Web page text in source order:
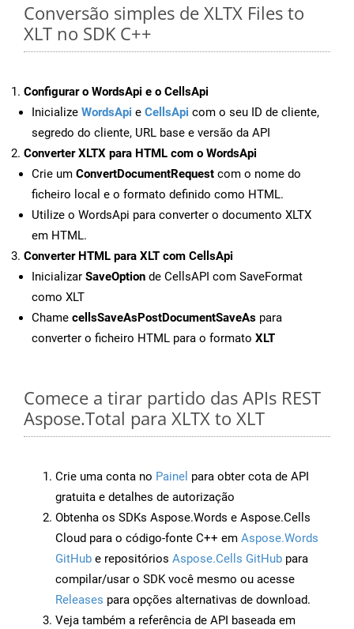
Conversão simples de XLTX Files to
XLT no SDK C++
Configurar o WordsApi e o CellsApi
Inicialize WordsApi e CellsApi com o seu ID de cliente,
segredo do cliente, URL base e versão da API
Converter XLTX para HTML com o WordsApi
Crie um ConvertDocumentRequest com o nome do
ficheiro local e o formato definido como HTML.
Utilize o WordsApi para converter o documento XLTX
em HTML.
Converter HTML para XLT com CellsApi
Inicializar SaveOption de CellsAPI com SaveFormat
como XLT
Chame cellsSaveAsPostDocumentSaveAs para
converter o ficheiro HTML para o formato XLT
Comece a tirar partido das APIs REST
Aspose.Total para XLTX to XLT
Crie uma conta no Painel para obter cota de API
gratuita e detalhes de autorização
Obtenha os SDKs Aspose.Words e Aspose.Cells
Cloud para o código-fonte C++ em Aspose.Words
GitHub e repositórios Aspose.Cells GitHub para
compilar/usar o SDK você mesmo ou acesse
Releases para opções alternativas de download.
Veja também a referência de API baseada em